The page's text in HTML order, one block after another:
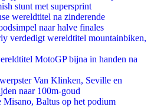
stunt met supersprint
wereldtitel na zinderende
naar halve finales
verdedigt wereldtitel mountainbiken,
MotoGP bijna in handen na
Van Klinken, Seville en
naar 100m-goud
Baltus op het podium